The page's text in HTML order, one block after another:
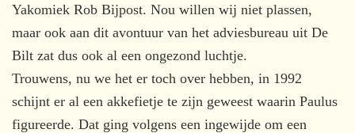
Yakomiek Rob Bijpost. Nou willen wij niet plassen,
maar ook aan dit avontuur van het adviesbureau uit De
Bilt zat dus ook al een ongezond luchtje.
Trouwens, nu we het er toch over hebben, in 1992
schijnt er al een akkefietje te zijn geweest waarin Paulus
figureerde. Dat ging volgens een ingewijde om een